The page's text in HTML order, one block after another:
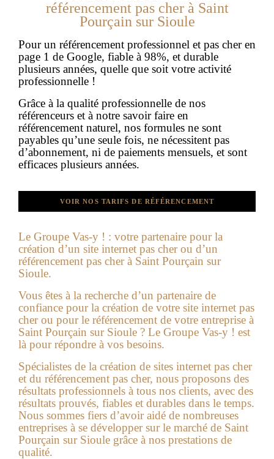
référencement pas cher à Saint
Pourçain sur Sioule
Pour un référencement professionnel et pas cher en
page 1 de Google, fiable à 98%, et durable
plusieurs années, quelle que soit votre activité
professionnelle !
Grâce à la qualité professionnelle de nos
référenceurs et à notre savoir faire en
référencement naturel, nos formules ne sont
payables qu’une seule fois, ne nécessitent pas
d’abonnement, ni de paiements mensuels, et sont
efficaces plusieurs années.
VOIR NOS TARIFS DE RÉFÉRENCEMENT
Le Groupe Vas-y ! : votre partenaire pour la
création d’un site internet pas cherou d’un
référencement pas cher à Saint Pourçain sur
Sioule.
Vous êtes à la recherche d’un partenaire de
confiance pour la création de votre site internet pas
cher ou pour le référencement de votre entreprise à
Saint Pourçain sur Sioule ? Le Groupe Vas-y ! est
là pour répondre à vos besoins.
Spécialistes de la création de sites internet pas cher
et du référencement pas cher, nous proposons des
résultats professionnels à tous nos clients, avec des
résultats prouvés, fiables et durables dans le temps.
Nous sommes fiers d’avoir aidé de nombreuses
entreprises à se développer sur le marché de Saint
Pourçain sur Sioule grâce à nos prestations de
qualité.